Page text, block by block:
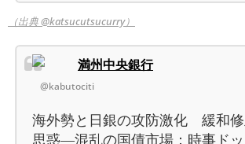
（出典 @katsucutsucurry）
満州中央銀行
@kabutociti
海外勢と日銀の攻防激化 緩和修
思惑―混乱の国債市場：時事ド